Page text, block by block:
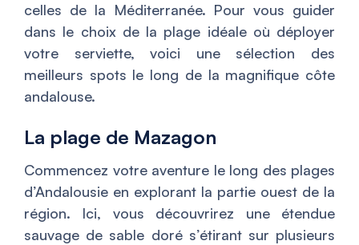
celles de la Méditerranée. Pour vous guider
dans le choix de la plage idéale où déployer
votre serviette, voici une sélection des
meilleurs spots le long de la magnifique côte
andalouse.
La plage de Mazagon
Commencez votre aventure le long des plages
d’Andalousie en explorant la partie ouest de la
région. Ici, vous découvrirez une étendue
sauvage de sable doré s’étirant sur plusieurs